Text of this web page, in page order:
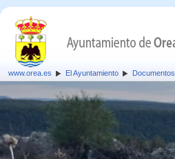
www.orea.es El Ayuntamiento Documentos